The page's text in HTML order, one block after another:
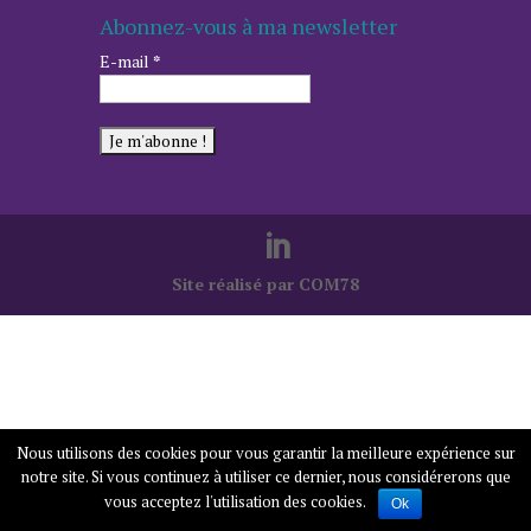
Abonnez-vous à ma newsletter
E-mail *
Site réalisé par COM78
Nous utilisons des cookies pour vous garantir la meilleure expérience sur
notre site. Si vous continuez à utiliser ce dernier, nous considérerons que
vous acceptez l'utilisation des cookies.
Ok